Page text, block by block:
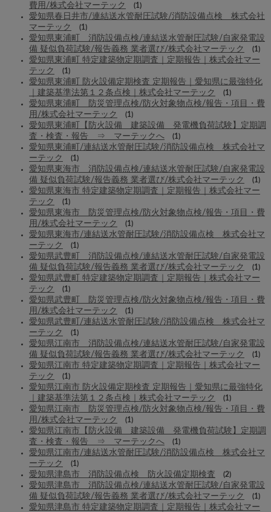
費用/株式会社マーテック
(1)
愛知県春日井市/連結送水管耐圧試験/消防設備点検 株式会社
マーテック
(1)
愛知県東浦町 消防設備点検/連結送水管耐圧試験/自家発電設
備 疑似負荷試験/報告義務 業者選び/株式会社マーテック
(1)
愛知県東浦町 特定建築物定期調査｜定期報告｜株式会社マー
テック
(1)
愛知県東浦町 防火設備定期検査 定期報告｜愛知県に最強特化
｜建築基準法第１２条点検｜株式会社マーテック
(1)
愛知県東浦町 防災管理点検/防火対象物点検/報告・項目・費
用/株式会社マーテック
(1)
愛知県東浦町【防火設備 建築設備 発電機負荷試験】定期調
査・検査・報告 ⇒ マーテックへ
(1)
愛知県東浦町/連結送水管耐圧試験/消防設備点検 株式会社マ
ーテック
(1)
愛知県東海市 消防設備点検/連結送水管耐圧試験/自家発電設
備 疑似負荷試験/報告義務 業者選び/株式会社マーテック
(1)
愛知県東海市 特定建築物定期調査｜定期報告｜株式会社マー
テック
(1)
愛知県東海市 防災管理点検/防火対象物点検/報告・項目・費
用/株式会社マーテック
(1)
愛知県東海市/連結送水管耐圧試験/消防設備点検 株式会社マ
ーテック
(1)
愛知県武豊町 消防設備点検/連結送水管耐圧試験/自家発電設
備 疑似負荷試験/報告義務 業者選び/株式会社マーテック
(1)
愛知県武豊町 特定建築物定期調査｜定期報告｜株式会社マー
テック
(1)
愛知県武豊町 防災管理点検/防火対象物点検/報告・項目・費
用/株式会社マーテック
(1)
愛知県武豊町/連結送水管耐圧試験/消防設備点検 株式会社マ
ーテック
(1)
愛知県江南市 消防設備点検/連結送水管耐圧試験/自家発電設
備 疑似負荷試験/報告義務 業者選び/株式会社マーテック
(1)
愛知県江南市 特定建築物定期調査｜定期報告｜株式会社マー
テック
(1)
愛知県江南市 防火設備定期検査 定期報告｜愛知県に最強特化
｜建築基準法第１２条点検｜株式会社マーテック
(1)
愛知県江南市 防災管理点検/防火対象物点検/報告・項目・費
用/株式会社マーテック
(1)
愛知県江南市【防火設備 建築設備 発電機負荷試験】定期調
査・検査・報告 ⇒ マーテックへ
(1)
愛知県江南市/連結送水管耐圧試験/消防設備点検 株式会社マ
ーテック
(1)
愛知県津島市 消防設備点検 防火設備定期検査 (2)
愛知県津島市 消防設備点検/連結送水管耐圧試験/自家発電設
備 疑似負荷試験/報告義務 業者選び/株式会社マーテック
(1)
愛知県津島市 特定建築物定期調査｜定期報告｜株式会社マー